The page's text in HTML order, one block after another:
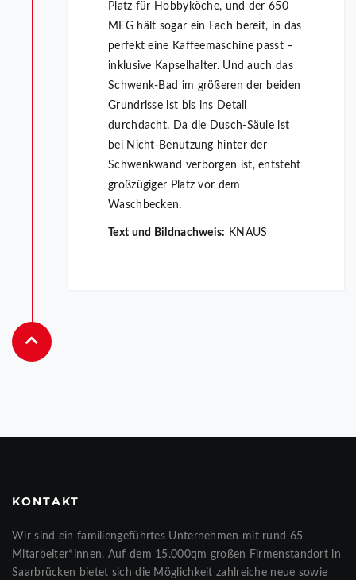
Platz für Hobbyköche, und der 650
MEG hält sogar ein Fach bereit, in das
perfekt eine Kaffeemaschine passt –
inklusive Kapselhalter. Und auch das
Schwenk-Bad im größeren der beiden
Grundrisse ist bis ins Detail
durchdacht. Da die Dusch-Säule ist
bei Nicht-Benutzung hinter der
Schwenkwand verborgen ist, entsteht
großzügiger Platz vor dem
Waschbecken.
Text und Bildnachweis: KNAUS
KONTAKT
Wir sind ein familiengeführtes Unternehmen mit rund 65
Mitarbeiter*innen. Auf dem 15.000qm großen Firmenstandort in
Saarbrücken bietet sich die Möglichkeit zahlreiche neue sowie